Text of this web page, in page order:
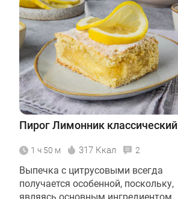
Пирог Лимонник классический
1 ч 50 м 317 Ккал 2
Выпечка с цитрусовыми всегда
получается особенной, поскольку,